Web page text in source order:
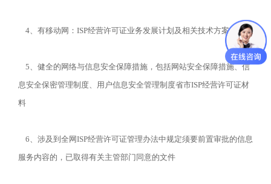
4、有移动网：ISP经营许可证业务发展计划及相关技术方案
5、健全的网络与信息安全保障措施，包括网站安全保障措施、信
息安全保密管理制度、用户信息安全管理制度省市ISP经营许可证材
料
6、涉及到全网ISP经营许可证管理办法中规定须要前置审批的信息
服务内容的，已取得有关主管部门同意的文件